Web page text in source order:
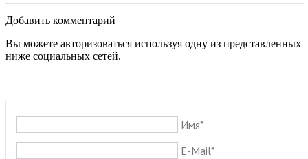
Добавить комментарий
Вы можете авторизоваться используя одну из представленных
ниже социальных сетей.
Имя*
E-Mail*